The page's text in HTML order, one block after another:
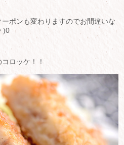
ポンも変わりますのでお間違いな
)0
ロッケ！！